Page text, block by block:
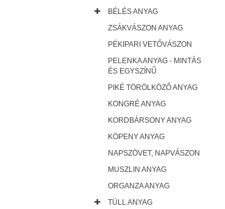
BÉLÉS ANYAG
ZSÁKVÁSZON ANYAG
PÉKIPARI VETŐVÁSZON
PELENKA ANYAG - MINTÁS
ÉS EGYSZÍNŰ
PIKÉ TÖRÖLKÖZŐ ANYAG
KONGRÉ ANYAG
KORDBÁRSONY ANYAG
KÖPENY ANYAG
NAPSZÖVET, NAPVÁSZON
MUSZLIN ANYAG
ORGANZA ANYAG
TÜLL ANYAG